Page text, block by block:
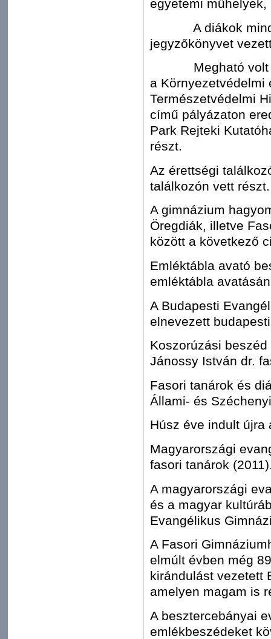
egyetemi
A diákok
jegyzőkönyvet
Megható volt
a Környezetvédelmi
Természetvédelmi
című pályázaton
Park Rejteki
részt.
Az érettségi
találkozón vett részt.
A gimnázium
Öregdiák, illetve
között a következő
Emléktábla avató
emléktábla
A Budapesti
elnevezett
Koszorúzási
Jánossy István dr.
Fasori tanárok és
Állami- és
Húsz éve indult újra
Magyarországi
fasori tanárok
A magyarországi
és a magyar
Evangélikus
A Fasori
elmúlt évben még
kirándulást vezetett
amelyen magam is
A besztercebányai
emlékbeszédeket